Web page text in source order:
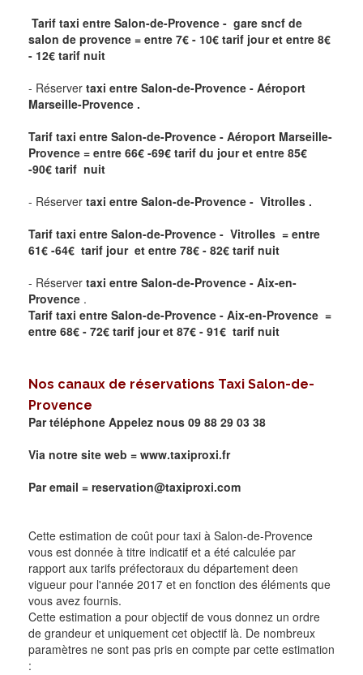
Tarif taxi entre Salon-de-Provence - gare sncf de
salon de provence = entre 7€ - 10€ tarif jour et entre 8€
- 12€ tarif nuit
- Réserver taxi entre Salon-de-Provence - Aéroport
Marseille-Provence .
Tarif taxi entre Salon-de-Provence - Aéroport Marseille-
Provence = entre 66€ -69€ tarif du jour et entre 85€
-90€ tarif nuit
- Réserver taxi entre Salon-de-Provence - Vitrolles .
Tarif taxi entre Salon-de-Provence - Vitrolles = entre
61€ -64€ tarif jour et entre 78€ - 82€ tarif nuit
- Réserver taxi entre Salon-de-Provence - Aix-en-
Provence .
Tarif taxi entre Salon-de-Provence - Aix-en-Provence =
entre 68€ - 72€ tarif jour et 87€ - 91€ tarif nuit
Nos canaux de réservations Taxi Salon-de-
Provence
Par téléphone Appelez nous 09 88 29 03 38
Via notre site web = www.taxiproxi.fr
Par email = reservation@taxiproxi.com
Cette estimation de coût pour taxi à Salon-de-Provence
vous est donnée à titre indicatif et a été calculée par
rapport aux tarifs préfectoraux du département deen
vigueur pour l'année 2017 et en fonction des éléments que
vous avez fournis.
Cette estimation a pour objectif de vous donnez un ordre
de grandeur et uniquement cet objectif là. De nombreux
paramètres ne sont pas pris en compte par cette estimation
: